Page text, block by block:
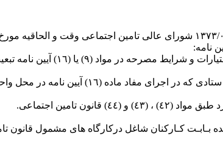
مواد (٩) یا (١٦) آیین نامه تبعیت می نماید.
اجرایی، ادارات کل استان و ستاد مرکز تشکیل می گردد.
تامین اجتماعی.
شاغل درکارگاه ‌های مشمول قانون تامین اجتماعی که حسب مورد طبق